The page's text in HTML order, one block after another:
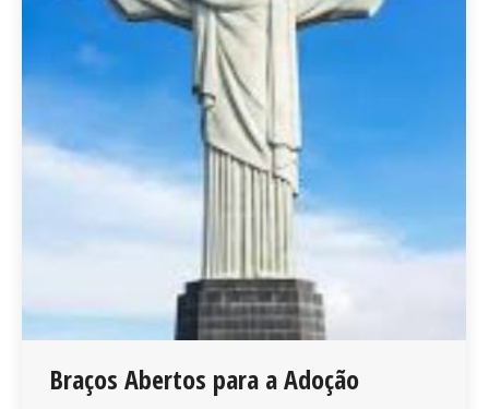
Braços Abertos para a Adoção